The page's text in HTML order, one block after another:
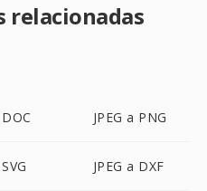
relacionadas
JPEG a PNG
JPEG a DXF